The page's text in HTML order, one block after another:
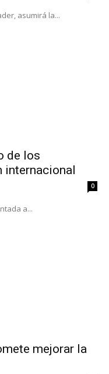
asumirá la...
de los
internacional
0
a...
mejorar la